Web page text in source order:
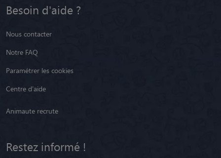
Besoin d'aide ?
Nous contacter
Notre FAQ
Paramétrer les cookies
Centre d'aide
Animaute recrute
Restez informé !